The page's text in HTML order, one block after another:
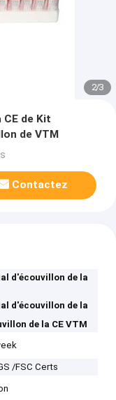
2/3
de Kit
de VTM
Contactez
d'écouvillon de la
d'écouvillon de la
de la CE VTM
/FSC Certs